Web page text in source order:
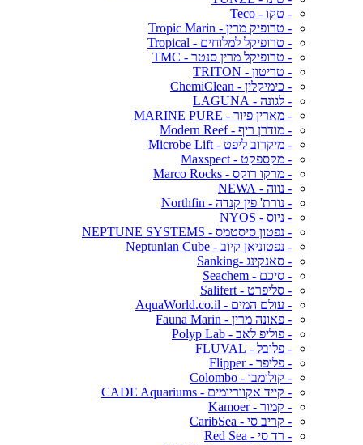
- טקו - Teco
- טרופיק מרין - Tropic Marin
- טרופיקל למלוחים - Tropical
- טרופיקל מרין סנטר - TMC
- טריטון - TRITON
- כימיקלין - ChemiClean
- לגונה - LAGUNA
- מארין פיור - MARINE PURE
- מודרן ריף - Modern Reef
- מיקרוב ליפט - Microbe Lift
- מקספקט - Maxspect
- מרקו רוקס - Marco Rocks
- נווה - NEWA
- נורת' פין קנדה - Northfin
- ניוס - NYOS
- נפטון סיסטמס - NEPTUNE SYSTEMS
- נפטוניאן קיוב - Neptunian Cube
- סאנקינג -Sanking
- סיכם - Seachem
- סליפרט - Salifert
- עולם המים - AquaWorld.co.il
- פאונה מרין - Fauna Marin
- פוליפ לאב - Polyp Lab
- פלובל - FLUVAL
- פליפר - Flipper
- קולומבו - Colombo
- קייד אקווריומים - CADE Aquariums
- קמור - Kamoer
- קריב סי - CaribSea
- רד סי - Red Sea